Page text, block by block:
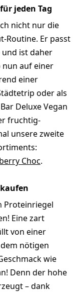
jeden Tag
nicht nur die
Routine. Er passt
ist daher
nun auf einer
einer
oder als
Deluxe Vegan
fruchtig-
unsere zweite
Choc.
Proteinriegel
Eine zart
von einer
nötigen
wie
Denn der hohe
– dank